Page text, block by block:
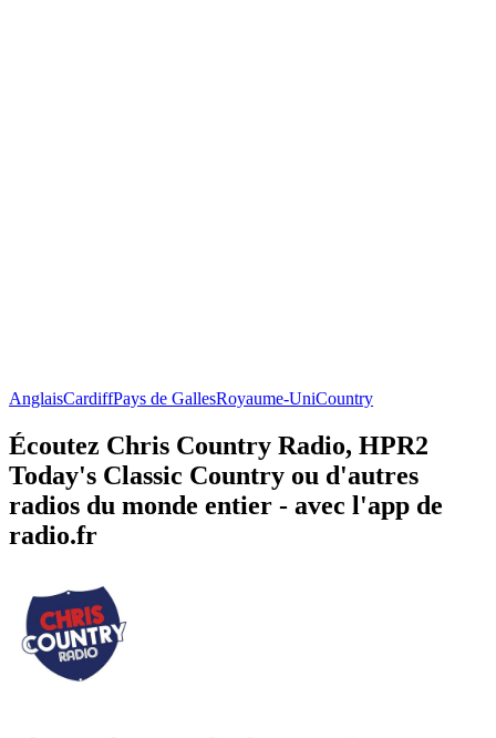
AnglaisCardiffPays de GallesRoyaume-UniCountry
Écoutez Chris Country Radio, HPR2
Today's Classic Country ou d'autres
radios du monde entier - avec l'app de
radio.fr